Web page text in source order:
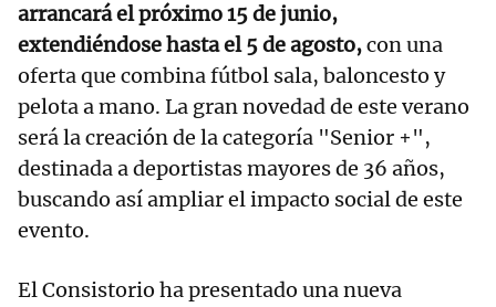
arrancará el próximo 15 de junio,
extendiéndose hasta el 5 de agosto,con una
oferta que combina fútbol sala, baloncesto y
pelota a mano. La gran novedad de este verano
será la creación de la categoría "Senior +",
destinada a deportistas mayores de 36 años,
buscando así ampliar el impacto social de este
evento.
El Consistorio ha presentado una nueva